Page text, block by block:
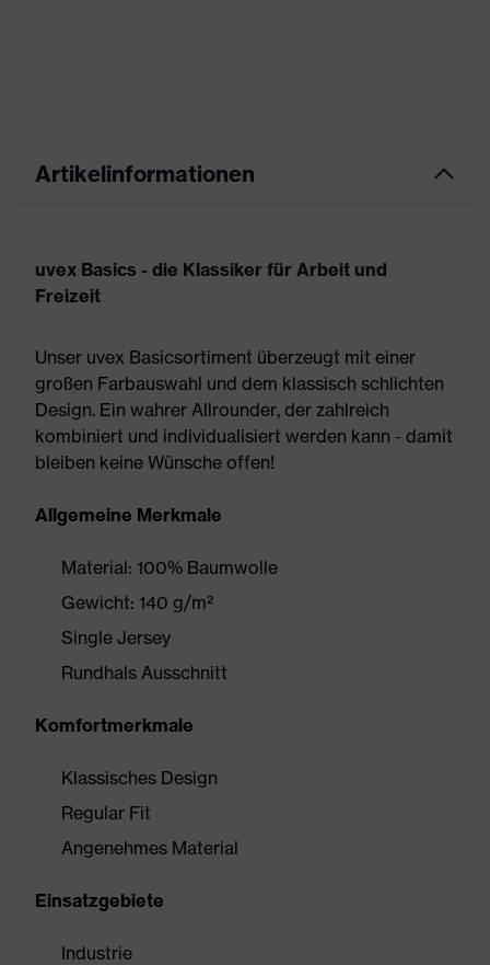
Artikelinformationen
uvex Basics - die Klassiker für Arbeit und
Freizeit
Unser uvex Basicsortiment überzeugt mit einer
großen Farbauswahl und dem klassisch schlichten
Design. Ein wahrer Allrounder, der zahlreich
kombiniert und individualisiert werden kann - damit
bleiben keine Wünsche offen!
Allgemeine Merkmale
Material: 100% Baumwolle
Gewicht: 140 g/m²
Single Jersey
Rundhals Ausschnitt
Komfortmerkmale
Klassisches Design
Regular Fit
Angenehmes Material
Einsatzgebiete
Industrie